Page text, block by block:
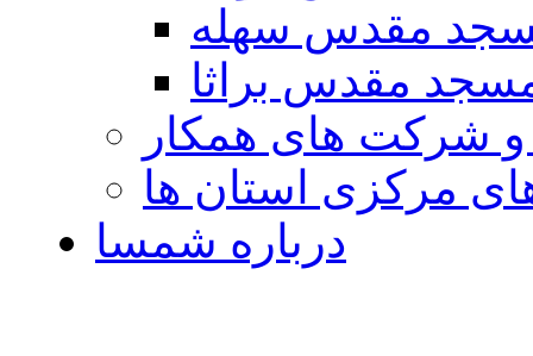
مقدس سهله
مقدس براثا
و شرکت های همکار
مرکزی استان ها
درباره شمسا